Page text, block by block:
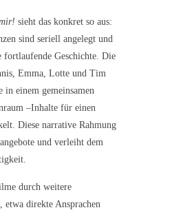
sieht das konkret so aus:
sind seriell angelegt und
fortlaufende Geschichte. Die
Emma, Lotte und Tim
einem gemeinsamen
–Inhalte für einen
Diese narrative Rahmung
und verleiht dem
durch weitere
etwa direkte Ansprachen